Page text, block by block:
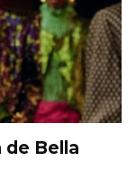
de Bella